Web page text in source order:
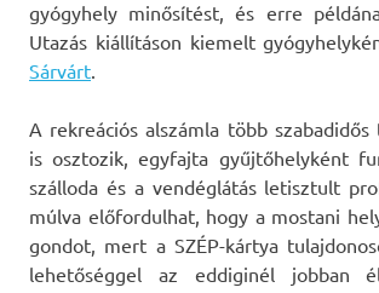
gyógyhely minősítést, és erre
Utazás kiállításon kiemelt
Sárvárt
A rekreációs alszámla több szabadidős
is osztozik, egyfajta gyűjtőhelyként
szálloda és a vendéglátás letisztult
múlva előfordulhat, hogy a mostani
gondot, mert a SZÉP-kártya
lehetőséggel az eddiginél jobban